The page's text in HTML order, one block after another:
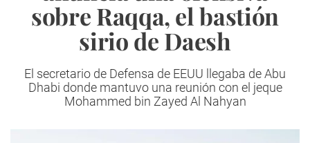
sobre Raqqa, el bastión
sirio de Daesh
El secretario de Defensa de EEUU llegaba de Abu
Dhabi donde mantuvo una reunión con el jeque
Mohammed bin Zayed Al Nahyan